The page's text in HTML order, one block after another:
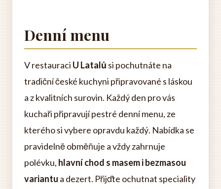
Denní menu
V restauraci U Latalů si pochutnáte na
tradiční české kuchyni připravované s láskou
a z kvalitních surovin. Každý den pro vás
kuchaři připravují pestré denní menu, ze
kterého si vybere opravdu každý. Nabídka se
pravidelně obměňuje a vždy zahrnuje
polévku, hlavní chod s masem i bezmasou
variantu a dezert. Přijďte ochutnat speciality